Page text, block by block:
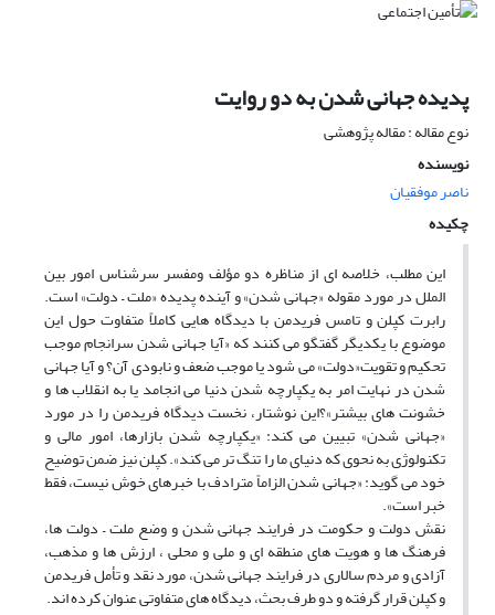
پدیده جهانی شدن به دو روایت
نوع مقاله : مقاله پژوهشی
نویسنده
ناصر موفقیان
چکیده
این مطلب، خلاصه ای از مناظره دو مؤلف ومفسر سرشناس امور بین
الملل در مورد مقوله «جهانی شدن» و آینده پدیده «ملت – دولت» است.
رابرت کپلن و تامس فریدمن با دیدگاه هایی کاملاً متفاوت حول این
موضوع با یکدیگر گفتگو می کنند که «آیا جهانی شدن سرانجام موجب
تحکیم و تقویت«دولت» می شود یا موجب ضعف و نابودی آن؟ و آیا جهانی
شدن در نهایت امر به یکپارچه شدن دنیا می انجامد یا به انقلاب ها و
خشونت های بیشتر»؟این نوشتار، نخست دیدگاه فریدمن را در مورد
«جهانی شدن» تبیین می کند: «یکپارچه شدن بازارها، امور مالی و
تکنولوژی به نحوی که دنیای ما را تنگ تر می کند». کپلن نیز ضمن توضیح
خود می گوید: «جهانی شدن الزاماً مترادف با خبرهای خوش نیست، فقط
خبر است».
نقش دولت و حکومت در فرایند جهانی شدن و وضع ملت – دولت ها،
فرهنگ ها و هویت های منطقه ای و ملی و محلی ، ارزش ها و مذهب،
آزادی و مردم سالاری در فرایند جهانی شدن، مورد نقد و تأمل فریدمن
و کپلن قرار گرفته و دو طرف بحث، دیدگاه های متفاوتی عنوان کرده اند.